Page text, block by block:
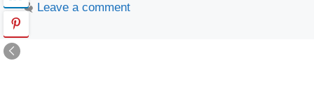
Leave a comment